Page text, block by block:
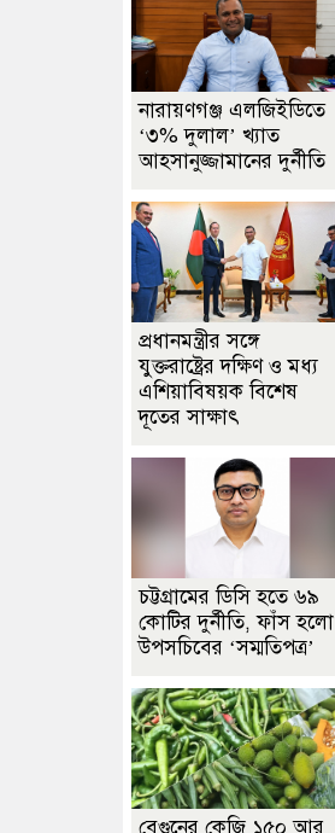
নারায়ণগঞ্জ এলজিইডিতে
‘৩% দুলাল’ খ্যাত
আহসানুজ্জামানের দুর্নীতি
প্রধানমন্ত্রীর সঙ্গে
যুক্তরাষ্ট্রের দক্ষিণ ও মধ্য
এশিয়াবিষয়ক বিশেষ
দূতের সাক্ষাৎ
চট্টগ্রামের ডিসি হতে ৬৯
কোটির দুর্নীতি, ফাঁস হলো
উপসচিবের ‘সম্মতিপত্র’
বেগুনের কেজি ১৫০ আর